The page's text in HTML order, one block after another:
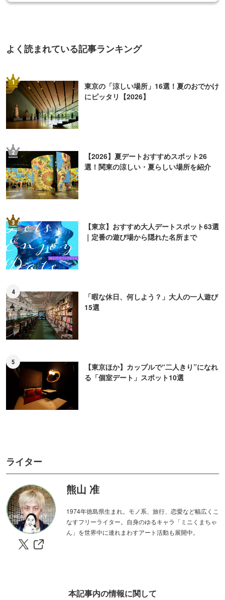
よく読まれている記事ランキング
1
東京の「涼しい場所」16選！夏のおでかけ
にピッタリ【2026】
2
【2026】夏デートおすすめスポット26
選！関東の涼しい・夏らしい場所を紹介
3
【東京】おすすめ大人デートスポット63選
｜定番の遊び場から隠れた名所まで
4
「暇な休日、何しよう？」大人の一人遊び
15選
5
【東京ほか】カップルで“二人きり”になれ
る「個室デート」スポット10選
ライター
熊山 准
1974年徳島県生まれ。モノ系、旅行、恋愛など幅広くこ
なすフリーライター。自身のゆるキャラ「ミニくまちゃ
ん」を世界中に連れまわすアート活動も展開中。
本記事内の情報に関して